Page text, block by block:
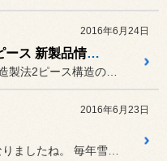
2016年6月24日
BBS アルミ鍛造2ピース 新製品情報！
2016年6月23日